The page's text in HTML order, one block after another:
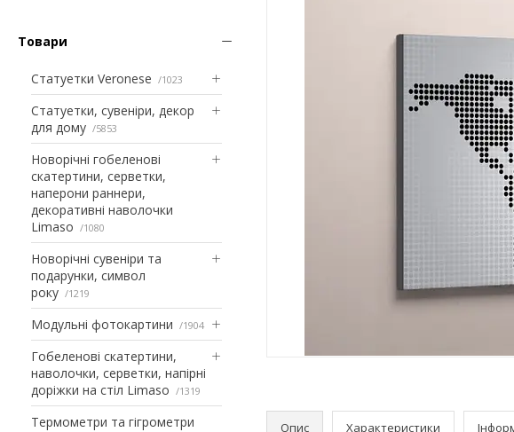
Товари
Статуетки Veronese 1023
Статуетки, сувеніри, декор
для дому
5853
Новорічні гобеленові
скатертини, серветки,
наперони раннери,
декоративні наволочки
Limaso
1080
Новорічні сувеніри та
подарунки, символ
року
1219
Модульні фотокартини 1904
Гобеленові скатертини,
наволочки, серветки, напірні
доріжки на стіл Limaso
1319
Термометри та гігрометри
Опис Характеристики